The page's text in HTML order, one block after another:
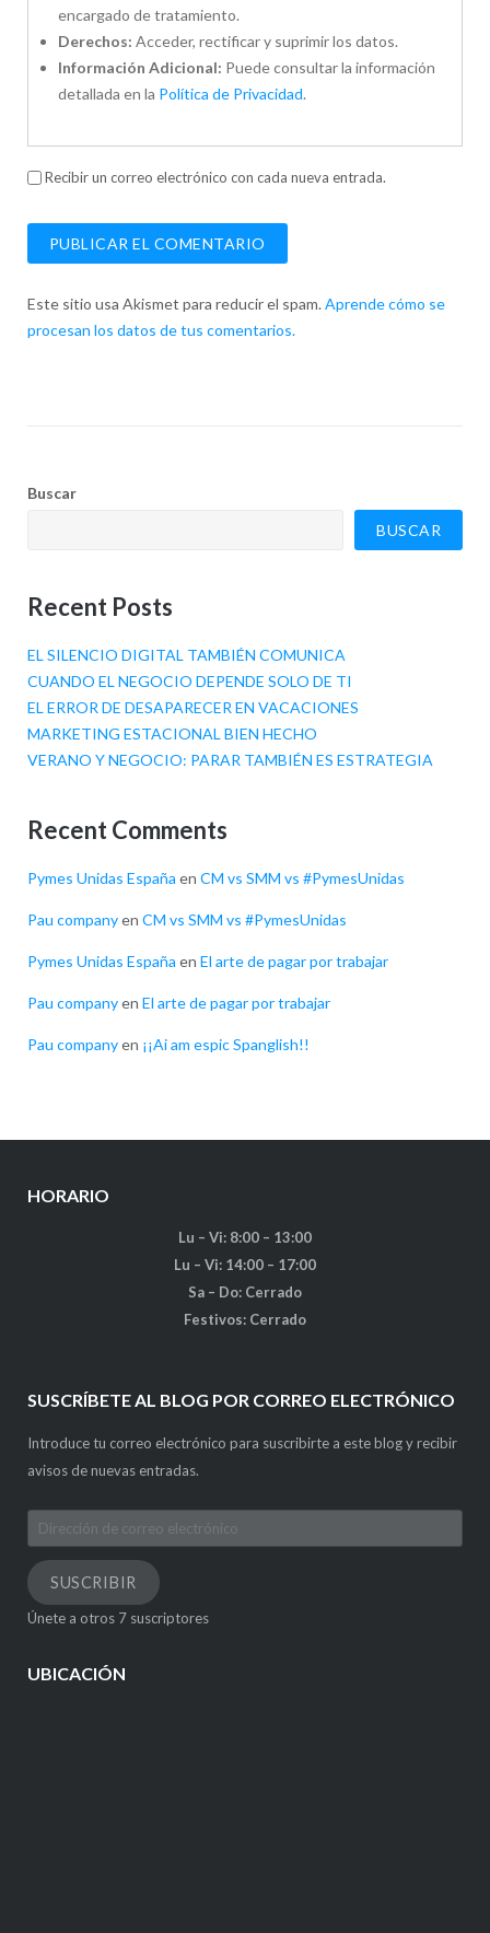
encargado de tratamiento.
Derechos: Acceder, rectificar y suprimir los datos.
Información Adicional: Puede consultar la información
detallada en la Política de Privacidad.
Recibir un correo electrónico con cada nueva entrada.
Este sitio usa Akismet para reducir el spam. Aprende cómo se
procesan los datos de tus comentarios.
Buscar
BUSCAR
Recent Posts
EL SILENCIO DIGITAL TAMBIÉN COMUNICA
CUANDO EL NEGOCIO DEPENDE SOLO DE TI
EL ERROR DE DESAPARECER EN VACACIONES
MARKETING ESTACIONAL BIEN HECHO
VERANO Y NEGOCIO: PARAR TAMBIÉN ES ESTRATEGIA
Recent Comments
Pymes Unidas España en CM vs SMM vs #PymesUnidas
Pau companyen CM vs SMM vs #PymesUnidas
Pymes Unidas España en El arte de pagar por trabajar
Pau companyen El arte de pagar por trabajar
Pau companyen ¡¡Ai am espic Spanglish!!
HORARIO
Lu – Vi: 8:00 – 13:00
Lu – Vi: 14:00 – 17:00
Sa – Do: Cerrado
Festivos: Cerrado
SUSCRÍBETE AL BLOG POR CORREO ELECTRÓNICO
Introduce tu correo electrónico para suscribirte a este blog y recibir
avisos de nuevas entradas.
Dirección
de
correo
electrónico
SUSCRIBIR
Únete a otros 7 suscriptores
UBICACIÓN